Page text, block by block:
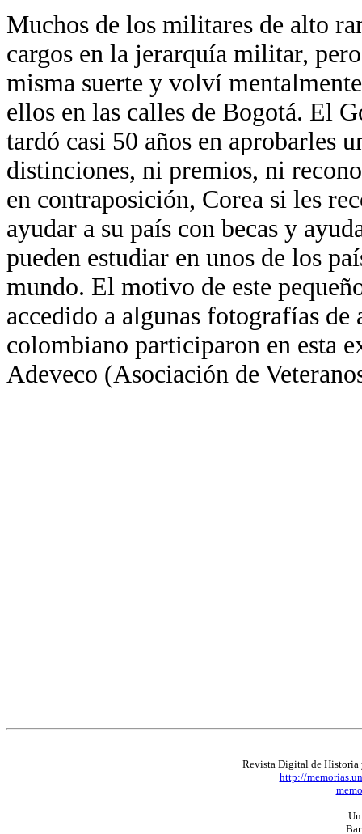
Muchos de los militares de alto
cargos en la jerarquía militar,
misma suerte y volví
ellos en las calles de Bogotá. El
tardó casi 50 años en aprobarles
distinciones, ni premios, ni
en contraposición, Corea si les
ayudar a su país con becas y
pueden estudiar en unos de los
mundo. El motivo de este
accedido a algunas fotografías de
colombiano participaron en esta
Adeveco (Asociación de
Revista Digital de Historia
http://